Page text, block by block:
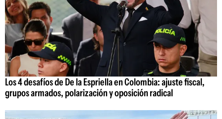
Los 4 desafíos de De la Espriella en Colombia: ajuste fiscal,
grupos armados, polarización y oposición radical